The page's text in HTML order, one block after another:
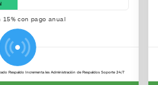
15% con pago anual
Respaldo Incrementa les Administración de Respaldos Soporte 24/7